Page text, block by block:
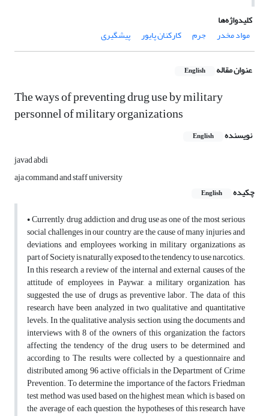
کلیدواژه‌ها
مواد مخدر
جرم کارکنان پایور پیشگیری
عنوان مقاله English
The ways of preventing drug use by military
personnel of military organizations
نویسنده English
javad abdi
aja command and staff university
چکیده
English
• Currently, drug addiction and drug use as one of the most serious
social challenges in our country are the cause of many injuries and
deviations, and employees working in military organizations as
part of Society is naturally exposed to the tendency to use narcotics.
In this research, a review of the internal and external causes of the
attitude of employees in Paywar, a military organization, has
suggested the use of drugs as preventive labor. The data of this
research have been analyzed in two qualitative and quantitative
levels. In the qualitative analysis section, using the documents and
interviews with 8 of the owners of this organization, the factors
affecting the tendency of the drug users to be determined and
according to The results were collected by a questionnaire and
distributed among 96 active officials in the Department of Crime
Prevention. To determine the importance of the factors, Friedman
test method was used based on the highest mean, which is based on
the average of each question, the hypotheses of this research have